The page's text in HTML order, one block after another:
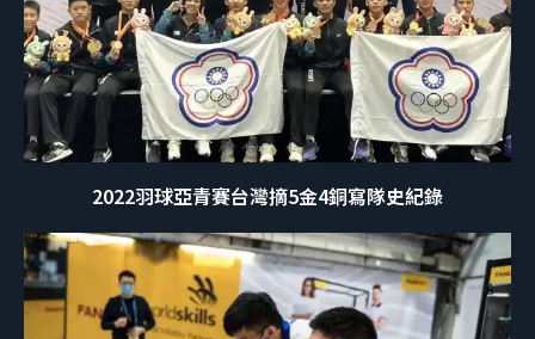
2022羽球亞青賽台灣摘5金4銅寫隊史紀錄